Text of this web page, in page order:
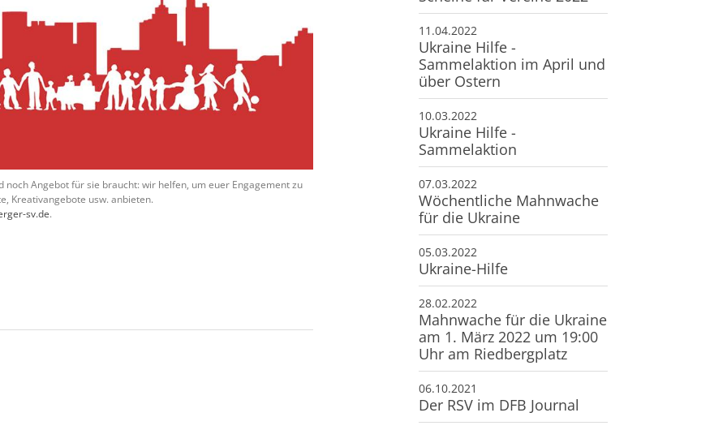
Angebot für sie braucht: wir helfen, um euer Engagement zu
Kreativangebote usw. anbieten.
sv.de.
11.04.2022
Ukraine Hilfe -
Sammelaktion im April und
über Ostern
10.03.2022
Ukraine Hilfe -
Sammelaktion
07.03.2022
Wöchentliche Mahnwache
für die Ukraine
05.03.2022
Ukraine-Hilfe
28.02.2022
Mahnwache für die Ukraine
am 1. März 2022 um 19:00
Uhr am Riedbergplatz
06.10.2021
Der RSV im DFB Journal